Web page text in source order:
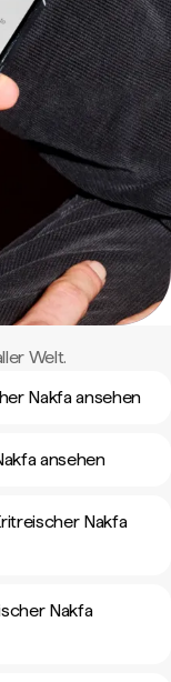
Welt.
Nakfa ansehen
ansehen
Nakfa
Nakfa